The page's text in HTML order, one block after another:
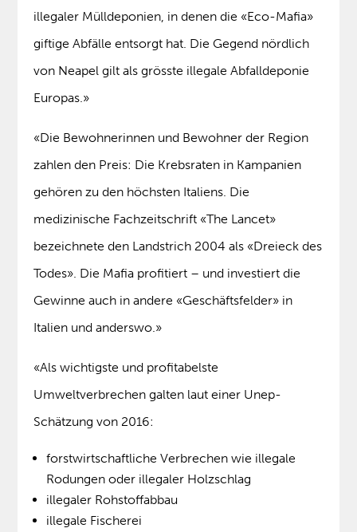
illegaler Mülldeponien, in denen die «Eco-Mafia»
giftige Abfälle entsorgt hat. Die Gegend nördlich
von Neapel gilt als grösste illegale Abfalldeponie
Europas.»
«Die Bewohnerinnen und Bewohner der Region
zahlen den Preis: Die Krebsraten in Kampanien
gehören zu den höchsten Italiens. Die
medizinische Fachzeitschrift «The Lancet»
bezeichnete den Landstrich 2004 als «Dreieck des
Todes». Die Mafia profitiert – und investiert die
Gewinne auch in andere «Geschäftsfelder» in
Italien und anderswo.»
«Als wichtigste und profitabelste
Umweltverbrechen galten laut einer Unep-
Schätzung von 2016:
forstwirtschaftliche Verbrechen wie illegale
Rodungen oder illegaler Holzschlag
illegaler Rohstoffabbau
illegale Fischerei